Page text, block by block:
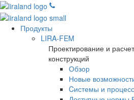
Продукты
LIRA-FEM
Проектирование и
конструкций
Обзор
Новые
Cистемы и